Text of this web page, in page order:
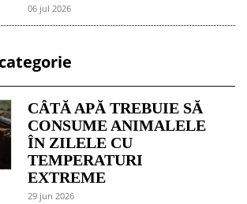
06 jul 2026
CÂTĂ APĂ TREBUIE SĂ
CONSUME ANIMALELE
ÎN ZILELE CU
TEMPERATURI
EXTREME
29 jun 2026